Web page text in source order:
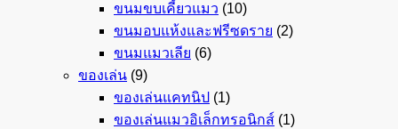
ขนมขบเคี้ยวแมว (10)
ขนมอบแห้งและฟรีซดราย (2)
ขนมแมวเลีย (6)
ของเล่น (9)
ของเล่นแคทนิป (1)
ของเล่นแมวอิเล็กทรอนิกส์ (1)